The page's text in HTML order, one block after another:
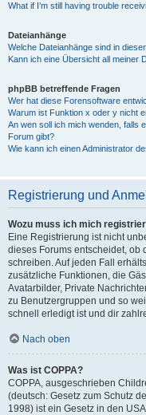
What if I’m still having trouble
Dateianhänge
Welche Dateianhänge sind in
Kann ich eine Übersicht all meiner
phpBB betreffende Fragen
Wer hat diese Forensoftware
Warum ist Funktion x oder y nicht
An wen soll ich mich wenden, falls
Forum gibt?
Wie kann ich einen Administrator
Registrierung und
Wozu muss ich mich
Eine Registrierung ist nicht
dieses Forums entscheidet, ob
schreiben. Auf jeden Fall
zusätzliche Funktionen, die
Avatarbilder, Private
zu Benutzergruppen und so
schnell erledigt ist und dir
Nach oben
Was ist COPPA?
COPPA, ausgeschrieben
(deutsch: Gesetz zum Schutz
1998) ist ein Gesetz in den